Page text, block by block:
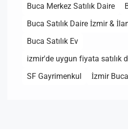
Buca Merkez Satılık Daire
Buca Satılık Daire İzmir &
Buca Satılık Ev
izmir'de uygun fiyata satılık
SF Gayrimenkul
İzmir